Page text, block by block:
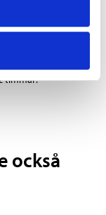
timmar!
också